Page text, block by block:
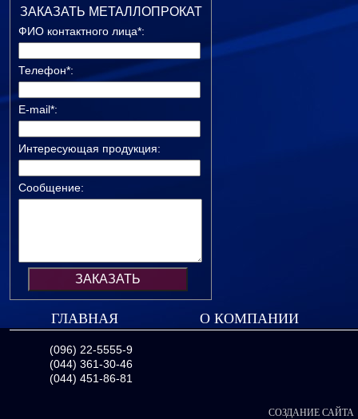
ЗАКАЗАТЬ МЕТАЛЛОПРОКАТ
ФИО контактного лица*:
Телефон*:
E-mail*:
Интересующая продукция:
Сообщение:
ГЛАВНАЯ О КОМПАНИИ
(096) 22-5555-9
(044) 361-30-46
(044) 451-86-81
СОЗДАНИЕ САЙТА